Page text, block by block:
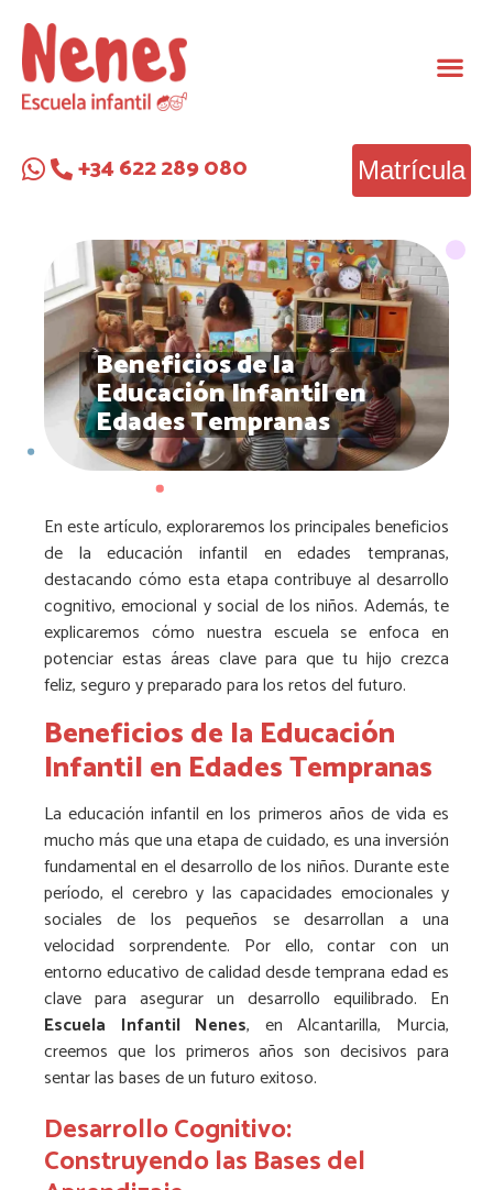
+34 622 289 080 Matrícula
Beneficios de la
Educación Infantil en
Edades Tempranas
En este artículo, exploraremos los principales beneficios
de la educación infantil en edades tempranas,
destacando cómo esta etapa contribuye al desarrollo
cognitivo, emocional y social de los niños. Además, te
explicaremos cómo nuestra escuela se enfoca en
potenciar estas áreas clave para que tu hijo crezca
feliz, seguro y preparado para los retos del futuro.
Beneficios de la Educación
Infantil en Edades Tempranas
La educación infantil en los primeros años de vida es
mucho más que una etapa de cuidado, es una inversión
fundamental en el desarrollo de los niños. Durante este
período, el cerebro y las capacidades emocionales y
sociales de los pequeños se desarrollan a una
velocidad sorprendente. Por ello, contar con un
entorno educativo de calidad desde temprana edad es
clave para asegurar un desarrollo equilibrado. En
Escuela Infantil Nenes, en Alcantarilla, Murcia,
creemos que los primeros años son decisivos para
sentar las bases de un futuro exitoso.
Desarrollo Cognitivo:
Construyendo las Bases del